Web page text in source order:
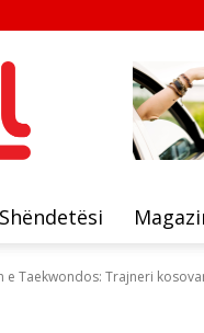
Shëndetësi
e Taekwondos: Trajneri